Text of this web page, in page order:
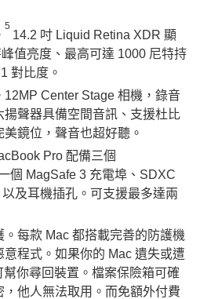
5
14.2 吋 Liquid Retina XDR 顯
值亮度、最高可達 1000 尼特持
對比度。
12MP Center Stage 相機，錄音
揚聲器具備空間音訊、支援杜比
鏡位，聲音也超好聽。
Pro 配備三個
個 MagSafe 3 充電埠、SDXC
及耳機插孔。可支援最多達兩
每款 Mac 都搭載完善的防護機
程式。如果你的 Mac 遺失或遭
你尋回裝置。檔案保險箱可確
他人無法取用。而免額外付費